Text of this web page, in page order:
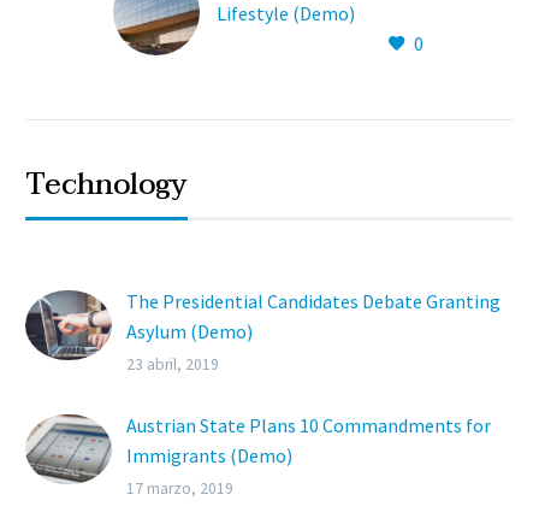
Lifestyle (Demo)
0
Technology
The Presidential Candidates Debate Granting
Asylum (Demo)
Lorem ipsum dolor sit ametcon sectetur
labore et dolore.
23 abril, 2019
Austrian State Plans 10 Commandments for
Immigrants (Demo)
Lorem ipsum dolor sit ametcon sectetur
17 marzo, 2019